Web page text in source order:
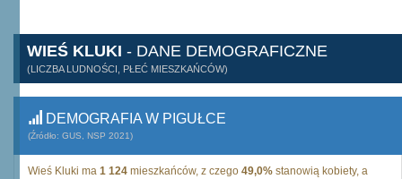
WIEŚ KLUKI - DANE DEMOGRAFICZNE
(LICZBA LUDNOŚCI, PŁEĆ MIESZKAŃCÓW)
DEMOGRAFIA W PIGUŁCE
(Źródło: GUS, NSP 2021)
Wieś Kluki ma 1 124 mieszkańców, z czego 49,0% stanowią kobiety, a